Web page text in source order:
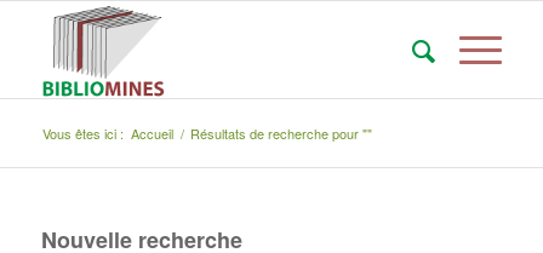
Vous êtes ici : Accueil / Résultats de recherche pour ""
Nouvelle recherche